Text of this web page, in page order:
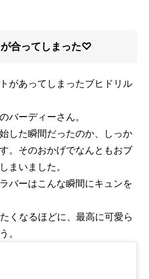
合ってしまった♡
があってしまったブヒドリル
バーディーさん。
した瞬間だったのか、しっか
。そのおかげでなんともおブ
まいました。
バーはこんな瞬間にキュンを
くなるほどに、最高に可愛ら
。